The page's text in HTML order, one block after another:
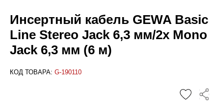
Инсертный кабель GEWA Basic
Line Stereo Jack 6,3 мм/2x Mono
Jack 6,3 мм (6 м)
КОД ТОВАРА: G-190110